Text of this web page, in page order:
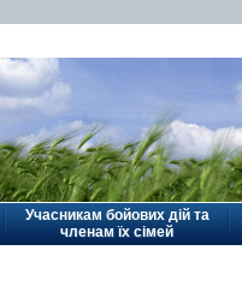
Учасникам бойових дій та
членам їх сімей